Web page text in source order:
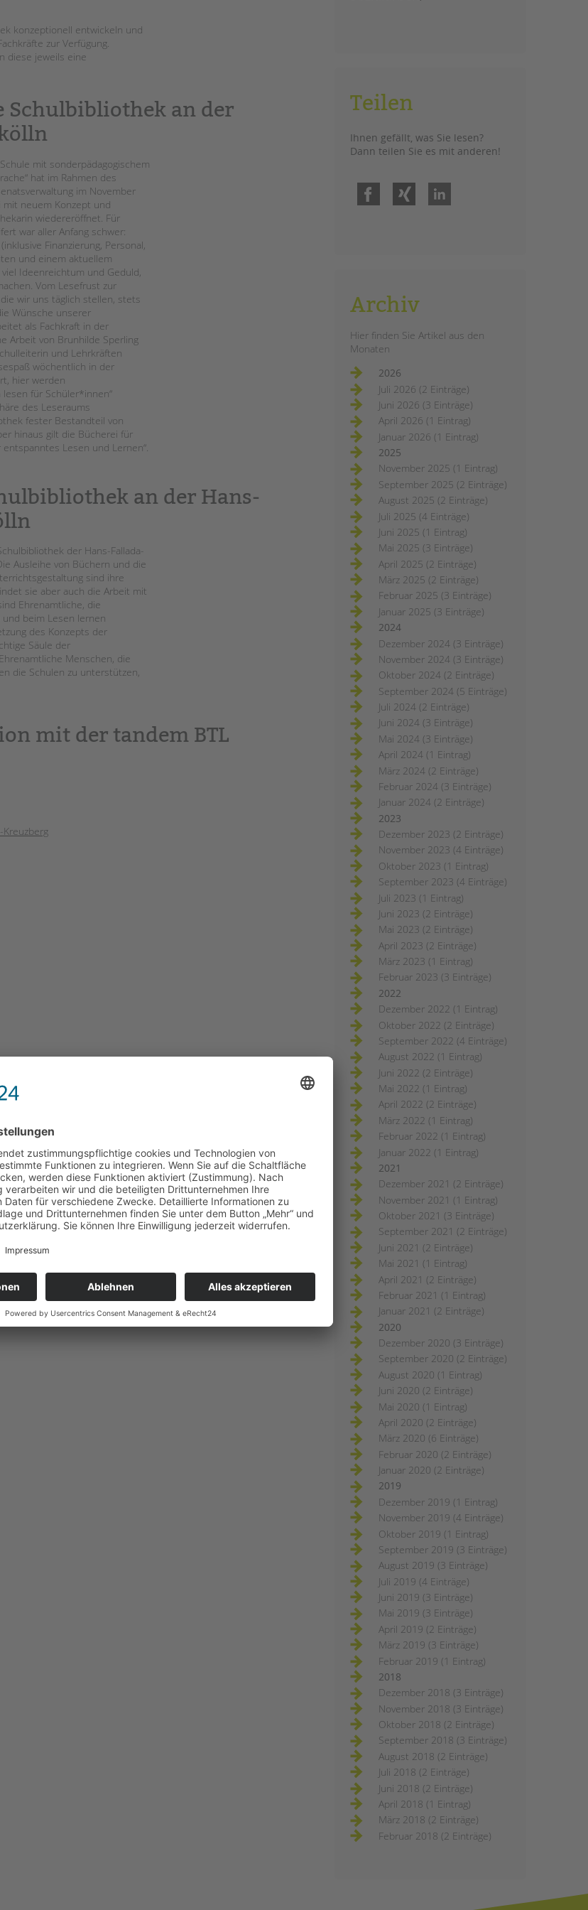
konzeptionell entwickeln und
zur Verfügung.
diese jeweils eine
Schulbibliothek an der
mit sonderpädagogischem
hat im Rahmen des
im November
neuem Konzept und
wiedereröffnet. Für
war aller Anfang schwer:
Finanzierung, Personal,
und einem aktuellem
Ideenreichtum und Geduld,
Vom Lesefrust zur
wir uns täglich stellen, stets
Wünsche unserer
als Fachkraft in der
Arbeit von Brunhilde Sperling
und Lehrkräften
wöchentlich in der
hier werden
für Schüler*innen“
des Leseraums
fester Bestandteil von
hinaus gilt die Bücherei für
Lesen und Lernen“.
an der Hans-
der Hans-Fallada-
Ausleihe von Büchern und die
sind ihre
sie aber auch die Arbeit mit
Ehrenamtliche, die
beim Lesen lernen
des Konzepts der
Säule der
Menschen, die
die Schulen zu unterstützen,
mit der tandem BTL
Teilen
Ihnen gefällt, was Sie lesen?
Dann teilen Sie es mit anderen!
Facebook
Archiv
Hier finden Sie Artikel aus den
Monaten
2026
Juli 2026 (2 Einträge)
Juni 2026 (3 Einträge)
April 2026 (1 Eintrag)
Januar 2026 (1 Eintrag)
2025
November 2025 (1 Eintrag)
September 2025 (2 Einträge)
August 2025 (2 Einträge)
Juli 2025 (4 Einträge)
Juni 2025 (1 Eintrag)
Mai 2025 (3 Einträge)
April 2025 (2 Einträge)
März 2025 (2 Einträge)
Februar 2025 (3 Einträge)
Januar 2025 (3 Einträge)
2024
Dezember 2024 (3 Einträge)
November 2024 (3 Einträge)
Oktober 2024 (2 Einträge)
September 2024 (5 Einträge)
Juli 2024 (2 Einträge)
Juni 2024 (3 Einträge)
Mai 2024 (3 Einträge)
April 2024 (1 Eintrag)
März 2024 (2 Einträge)
Februar 2024 (3 Einträge)
Januar 2024 (2 Einträge)
2023
Dezember 2023 (2 Einträge)
November 2023 (4 Einträge)
Oktober 2023 (1 Eintrag)
September 2023 (4 Einträge)
Juli 2023 (1 Eintrag)
Juni 2023 (2 Einträge)
Mai 2023 (2 Einträge)
April 2023 (2 Einträge)
März 2023 (1 Eintrag)
Februar 2023 (3 Einträge)
2022
Dezember 2022 (1 Eintrag)
Oktober 2022 (2 Einträge)
September 2022 (4 Einträge)
August 2022 (1 Eintrag)
Juni 2022 (2 Einträge)
Mai 2022 (1 Eintrag)
April 2022 (2 Einträge)
März 2022 (1 Eintrag)
Februar 2022 (1 Eintrag)
Januar 2022 (1 Eintrag)
2021
Dezember 2021 (2 Einträge)
November 2021 (1 Eintrag)
Oktober 2021 (3 Einträge)
September 2021 (2 Einträge)
Juni 2021 (2 Einträge)
Mai 2021 (1 Eintrag)
April 2021 (2 Einträge)
Februar 2021 (1 Eintrag)
Januar 2021 (2 Einträge)
2020
Dezember 2020 (3 Einträge)
September 2020 (2 Einträge)
August 2020 (1 Eintrag)
Juni 2020 (2 Einträge)
Mai 2020 (1 Eintrag)
April 2020 (2 Einträge)
März 2020 (6 Einträge)
Februar 2020 (2 Einträge)
Januar 2020 (2 Einträge)
2019
Dezember 2019 (1 Eintrag)
November 2019 (4 Einträge)
Oktober 2019 (1 Eintrag)
September 2019 (3 Einträge)
August 2019 (3 Einträge)
Juli 2019 (4 Einträge)
Juni 2019 (3 Einträge)
Mai 2019 (3 Einträge)
April 2019 (2 Einträge)
März 2019 (3 Einträge)
Februar 2019 (1 Eintrag)
2018
Dezember 2018 (3 Einträge)
November 2018 (3 Einträge)
Oktober 2018 (2 Einträge)
September 2018 (3 Einträge)
August 2018 (2 Einträge)
Juli 2018 (2 Einträge)
Juni 2018 (2 Einträge)
April 2018 (1 Eintrag)
März 2018 (2 Einträge)
Februar 2018 (2 Einträge)